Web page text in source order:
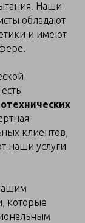
Наши
обладают
и имеют
клиентов,
наши услуги
которые